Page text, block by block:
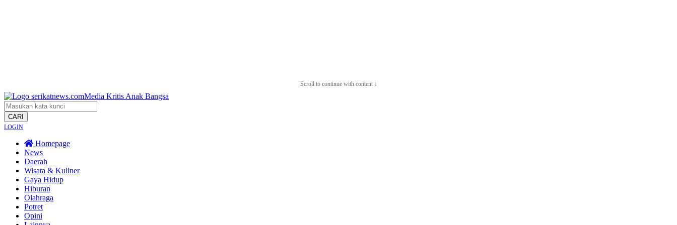
Scroll to continue with content ↓
CARI
LOGIN
Homepage
News
Daerah
Wisata & Kuliner
Gaya Hidup
Hiburan
Olahraga
Potret
Opini